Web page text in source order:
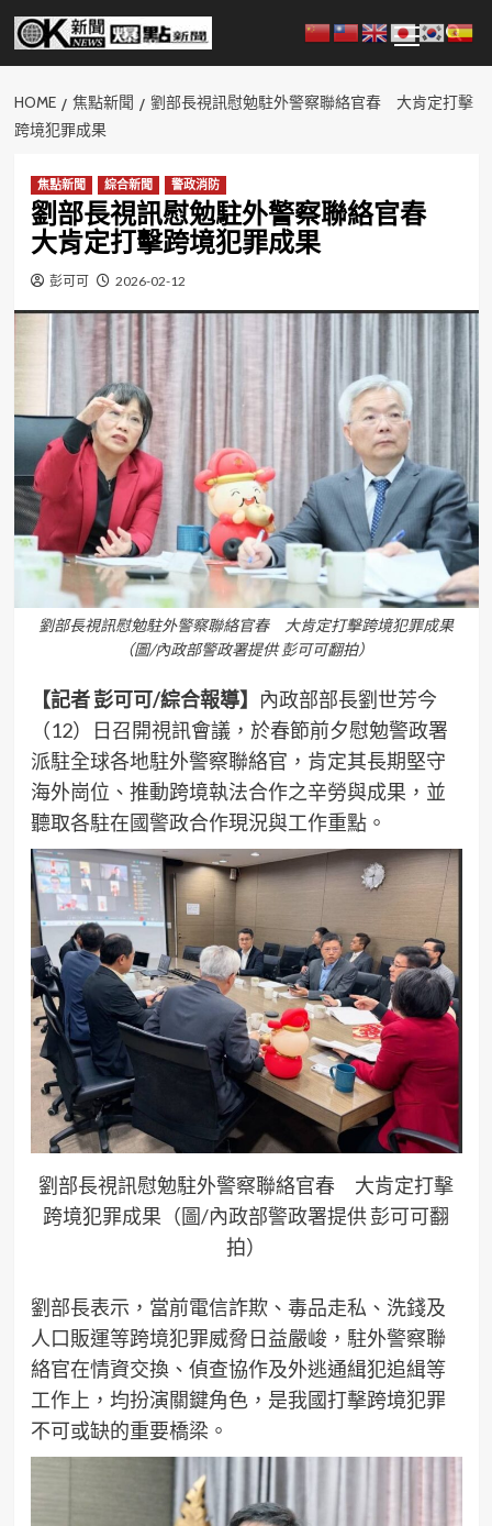
Skip
content
Menu
HOME 焦點新聞
劉部長視訊慰勉駐外警察聯絡官春 大肯定打擊
跨境犯罪成果
焦點新聞 綜合新聞 警政消防
劉部長視訊慰勉駐外警察聯絡官春
大肯定打擊跨境犯罪成果
彭可可 2026-02-12
劉部長視訊慰勉駐外警察聯絡官春 大肯定打擊跨境犯罪成果
（圖/內政部警政署提供 彭可可翻拍）
【記者 彭可可/綜合報導】 內政部部長劉世芳今
（12）日召開視訊會議，於春節前夕慰勉警政署
派駐全球各地駐外警察聯絡官，肯定其長期堅守
海外崗位、推動跨境執法合作之辛勞與成果，並
聽取各駐在國警政合作現況與工作重點。
劉部長視訊慰勉駐外警察聯絡官春 大肯定打擊
跨境犯罪成果（圖/內政部警政署提供 彭可可翻
拍）
劉部長表示，當前電信詐欺、毒品走私、洗錢及
人口販運等跨境犯罪威脅日益嚴峻，駐外警察聯
絡官在情資交換、偵查協作及外逃通緝犯追緝等
工作上，均扮演關鍵角色，是我國打擊跨境犯罪
不可或缺的重要橋梁。